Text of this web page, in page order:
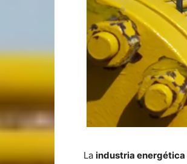
La industria energética